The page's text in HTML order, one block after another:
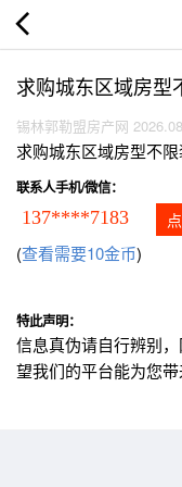
求购城东区域房型
锡林郭勒盟房产网
求购城东区域房型不
联系人手机/微信：
137****7183
(查看需要10金币)
特此声明：
信息真伪请自行辨别
望我们的平台能为您带